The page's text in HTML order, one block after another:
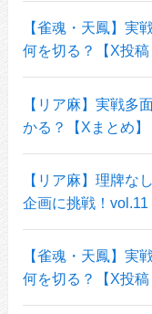
【雀魂・天鳳】実
何を切る？【X投稿
【リア麻】実戦多
かる？【Xまとめ】
【リア麻】理牌な
企画に挑戦！vol.11
【雀魂・天鳳】実
何を切る？【X投稿